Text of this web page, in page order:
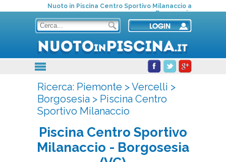
Nuoto in Piscina Centro Sportivo Milanaccio a
Borgosesia
Ricerca: Piemonte >Vercelli >
Borgosesia> Piscina Centro
Sportivo Milanaccio
Piscina Centro Sportivo
Milanaccio - Borgosesia